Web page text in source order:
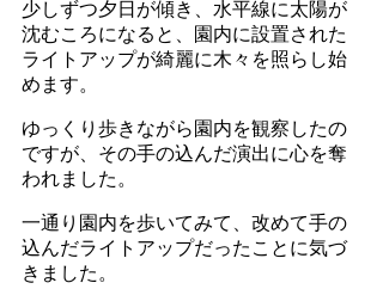
少しずつ夕日が傾き、水平線に太陽が
沈むころになると、園内に設置された
ライトアップが綺麗に木々を照らし始
めます。
ゆっくり歩きながら園内を観察したの
ですが、その手の込んだ演出に心を奪
われました。
一通り園内を歩いてみて、改めて手の
込んだライトアップだったことに気づ
きました。